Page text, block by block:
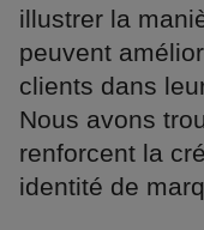
illustrer la
peuvent
clients dans
Nous avons
renforcent la
identité de